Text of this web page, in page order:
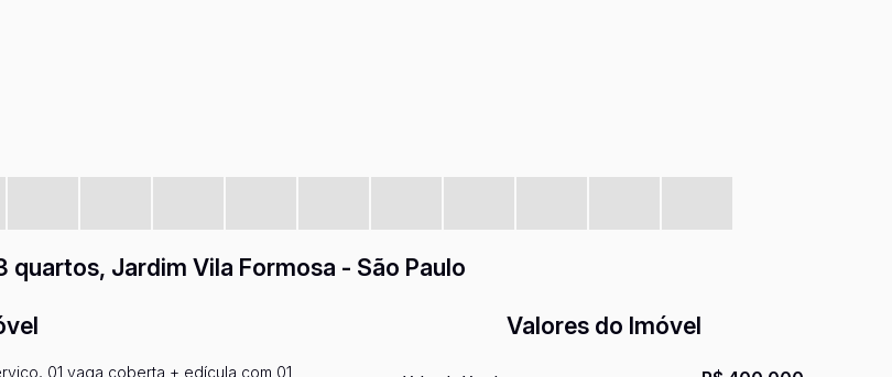
quartos, Jardim Vila Formosa - São Paulo
01 vaga coberta + edícula com 01
Valores do Imóvel